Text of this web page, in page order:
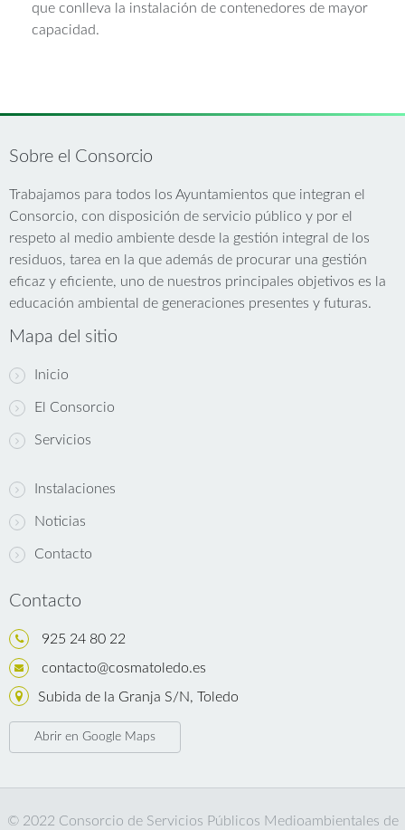
que conlleva la instalación de contenedores de mayor
capacidad.
Sobre el Consorcio
Trabajamos para todos los Ayuntamientos que integran el
Consorcio, con disposición de servicio público y por el
respeto al medio ambiente desde la gestión integral de los
residuos, tarea en la que además de procurar una gestión
eficaz y eficiente, uno de nuestros principales objetivos es la
educación ambiental de generaciones presentes y futuras.
Mapa del sitio
Inicio
El Consorcio
Servicios
Instalaciones
Noticias
Contacto
Contacto
925 24 80 22
contacto@cosmatoledo.es
Subida de la Granja S/N, Toledo
Abrir en Google Maps
© 2022 Consorcio de Servicios Públicos Medioambientales de